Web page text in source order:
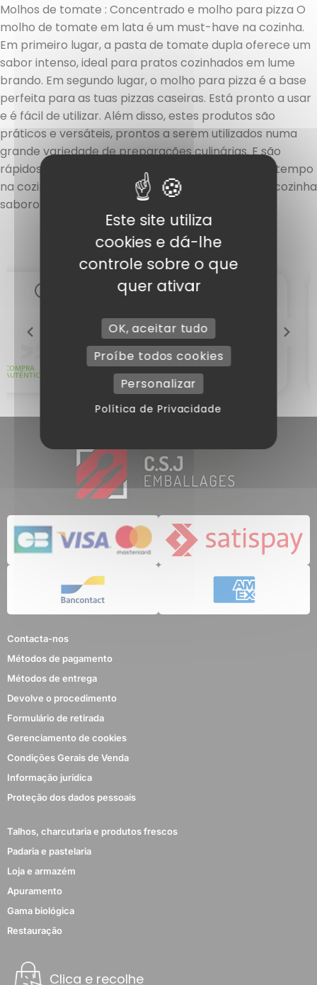
Molhos de tomate : Concentrado e molho para pizza O
molho de tomate em lata é um must-have na cozinha.
Em primeiro lugar, a pasta de tomate dupla oferece um
sabor intenso, ideal para pratos cozinhados em lume
brando. Em segundo lugar, o molho para pizza é a base
perfeita para as tuas pizzas caseiras. Está pronto a usar
e é fácil de utilizar. Além disso, estes produtos são
práticos e versáteis, prontos a serem utilizados numa
grande variedade de preparações culinárias. E são
rápidos e fáceis de usar, para que possas poupar tempo
na cozinha. Experimenta estes molhos para uma cozinha
saborosa e prática.
Contacta-nos
Métodos de pagamento
Métodos de entrega
Devolve o procedimento
Formulário de retirada
Gerenciamento de cookies
Condições Gerais de Venda
Informação jurídica
Proteção dos dados pessoais
Talhos, charcutaria e produtos frescos
Padaria e pastelaria
Loja e armazém
Apuramento
Gama biológica
Restauração
Clica e recolhe
Este site utiliza
cookies e dá-lhe
controle sobre o que
quer ativar
OK, aceitar tudo
Proíbe todos cookies
Personalizar
Política de Privacidade